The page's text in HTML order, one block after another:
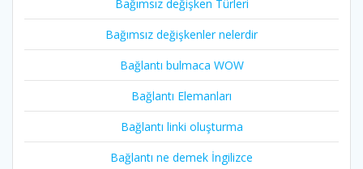
Bağımsız değişken Türleri
Bağımsız değişkenler nelerdir
Bağlantı bulmaca WOW
Bağlantı Elemanları
Bağlantı linki oluşturma
Bağlantı ne demek İngilizce